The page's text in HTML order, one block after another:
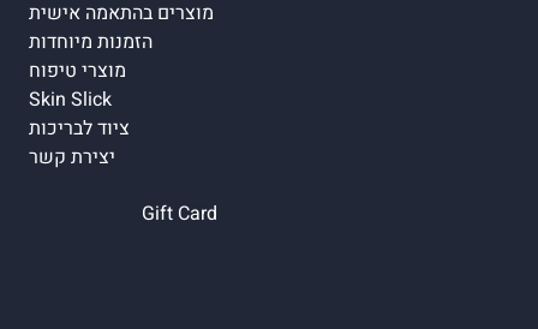
מוצרים בהתאמה אישית
הזמנות מיוחדות
מוצרי טיפוח
Skin Slick
ציוד לבריכות
יצירת קשר
Gift Card